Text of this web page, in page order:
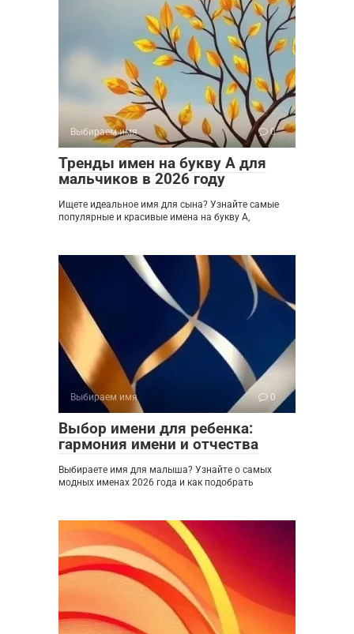
Выбираем имя 0
Тренды имен на букву А для
мальчиков в 2026 году
Ищете идеальное имя для сына? Узнайте самые
популярные и красивые имена на букву А,
Выбираем имя 0
Выбор имени для ребенка:
гармония имени и отчества
Выбираете имя для малыша? Узнайте о самых
модных именах 2026 года и как подобрать